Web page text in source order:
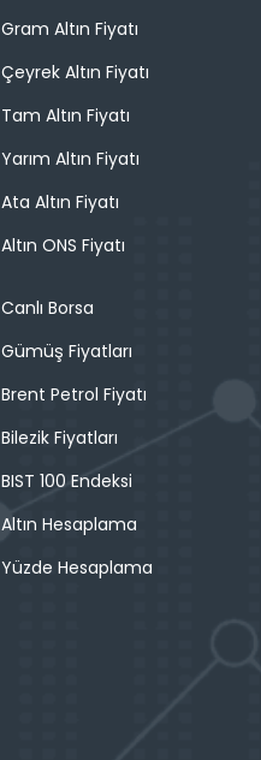
Gram Altın Fiyatı
Çeyrek Altın Fiyatı
Tam Altın Fiyatı
Yarım Altın Fiyatı
Ata Altın Fiyatı
Altın ONS Fiyatı
Canlı Borsa
Gümüş Fiyatları
Brent Petrol Fiyatı
Bilezik Fiyatları
BIST 100 Endeksi
Altın Hesaplama
Yüzde Hesaplama